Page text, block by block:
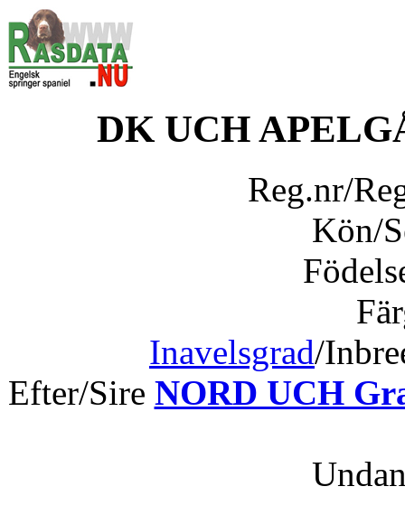
DK UCH
Reg.nr/
Kön/
Inavelsgrad/
Efter/Sire NORD UCH